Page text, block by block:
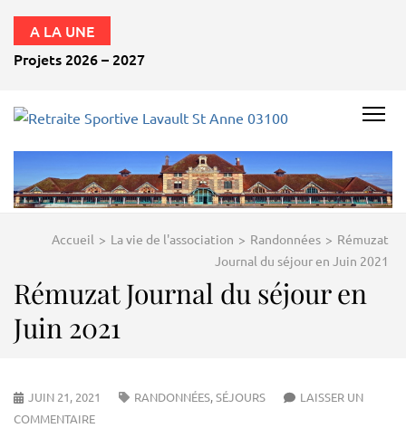
A LA UNE
Projets 2026 – 2027
SPORTIVE
LAVAULT
03100
Accueil > La vie de l'association > Randonnées > Rémuzat
Journal du séjour en Juin 2021
Rémuzat Journal du séjour en
Juin 2021
JUIN 21, 2021 RANDONNÉES,SÉJOURS
LAISSER UN
COMMENTAIRE